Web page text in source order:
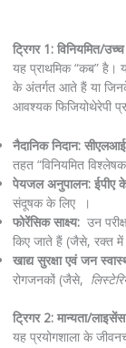
ट्रिगर 1: विनियमित/
यह प्राथमिक “कब” है।
के अंतर्गत आते हैं या जिनके
आवश्यक फिजियोथेरेपी
नैदानिक ​​निदान:
तहत “विनियमित
पेयजल अनुपालन: ईपीए
संदूषक के लिए ।
फोरेंसिक साक्ष्य:उन
किए जाते हैं (जैसे, रक्त में
खाद्य सुरक्षा एवं जन
रोगजनकों (जैसे,
ट्रिगर 2: मान्यता/
यह प्रयोगशाला के